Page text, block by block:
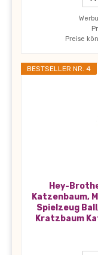
Preise
BESTSELLER NR. 4
Hey-
Katzenbaum,
Spielzeug
Kratzbaum